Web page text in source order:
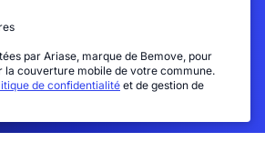
par Ariase, marque de Bemove, pour
la couverture mobile de votre commune.
de confidentialité et de gestion de